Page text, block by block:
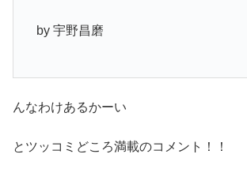
by 宇野昌磨
んなわけあるかーい
とツッコミどころ満載のコメント！！